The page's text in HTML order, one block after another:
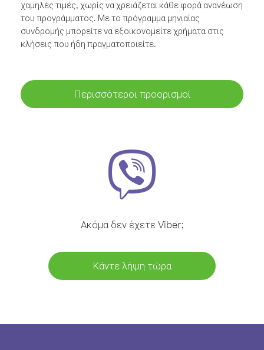
χαμηλές τιμές, χωρίς να χρειάζεται κάθε φορά ανανέωση
του προγράμματος. Με το πρόγραμμα μηνιαίας
συνδρομής μπορείτε να εξοικονομείτε χρήματα στις
κλήσεις που ήδη πραγματοποιείτε.
Περισσότεροι προορισμοί
Ακόμα δεν έχετε Viber;
Κάντε λήψη τώρα